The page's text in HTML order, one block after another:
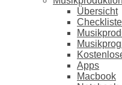
Übersicht
Apps
Macbook